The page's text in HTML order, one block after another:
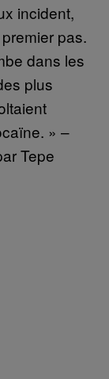
incident,
pas.
dans les
plus
» –
Tepe